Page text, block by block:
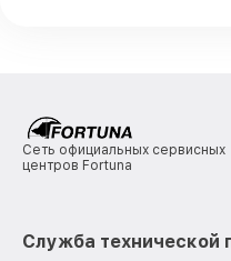
Сеть официальных сервисных
центров Fortuna
Служба технической